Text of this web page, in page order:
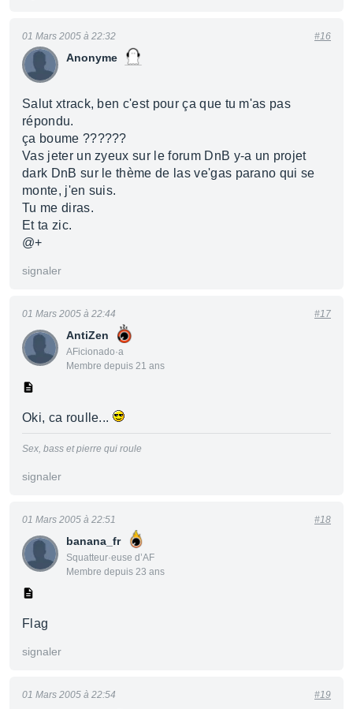
Anonyme
01 Mars 2005 à 22:32 #16
Salut xtrack, ben c'est pour ça que tu m'as pas
répondu.
ça boume ??????
Vas jeter un zyeux sur le forum DnB y-a un projet
dark DnB sur le thème de las ve'gas parano qui se
monte, j'en suis.
Tu me diras.
Et ta zic.
@+
signaler
AntiZen
AFicionado·a
Membre depuis 21 ans
01 Mars 2005 à 22:44 #17
Oki, ca roulle...
Sex, bass et pierre qui roule
signaler
banana_fr
Squatteur·euse d’AF
Membre depuis 23 ans
01 Mars 2005 à 22:51 #18
Flag
signaler
01 Mars 2005 à 22:54 #19